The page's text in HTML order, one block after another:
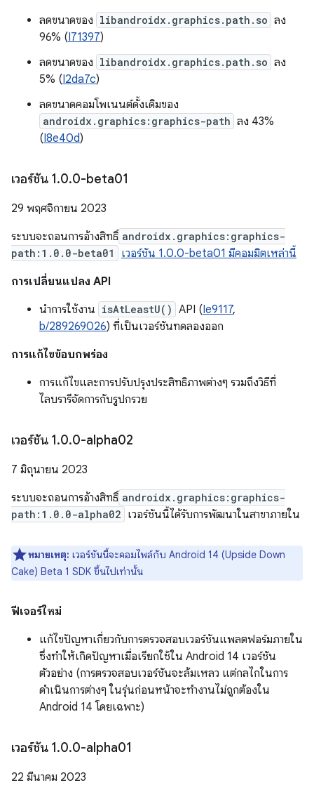
ลดขนาดของ libandroidx.graphics.path.so ลง
96% (I71397)
ลดขนาดของ libandroidx.graphics.path.so ลง
5% (I2da7c)
ลดขนาดคอมโพเนนต์ดั้งเดิมของ
androidx.graphics:graphics-path ลง 43%
(I8e40d)
เวอร์ชัน 1.0.0-beta01
29 พฤศจิกายน 2023
ระบบจะถอนการอ้างสิทธิ์ androidx.graphics:graphics-
path:1.0.0-beta01
เวอร์ชัน 1.0.0-beta01 มีคอมมิตเหล่านี้
การเปลี่ยนแปลง API
นำการใช้งาน isAtLeastU() API (Ie9117,
b/289269026) ที่เป็นเวอร์ชันทดลองออก
การแก้ไขข้อบกพร่อง
การแก้ไขและการปรับปรุงประสิทธิภาพต่างๆ รวมถึงวิธีที่
ไลบรารีจัดการกับรูปกรวย
เวอร์ชัน 1.0.0-alpha02
7 มิถุนายน 2023
ระบบจะถอนการอ้างสิทธิ์ androidx.graphics:graphics-
path:1.0.0-alpha02 เวอร์ชันนี้ได้รับการพัฒนาในสาขาภายใน
หมายเหตุ: เวอร์ชันนี้จะคอมไพล์กับ Android 14 (Upside Down
Cake) Beta 1 SDK ขึ้นไปเท่านั้น
ฟีเจอร์ใหม่
แก้ไขปัญหาเกี่ยวกับการตรวจสอบเวอร์ชันแพลตฟอร์มภายใน
ซึ่งทำให้เกิดปัญหาเมื่อเรียกใช้ใน Android 14 เวอร์ชัน
ตัวอย่าง (การตรวจสอบเวอร์ชันจะล้มเหลว แต่กลไกในการ
ดำเนินการต่างๆ ในรุ่นก่อนหน้าจะทำงานไม่ถูกต้องใน
Android 14 โดยเฉพาะ)
เวอร์ชัน 1.0.0-alpha01
22 มีนาคม 2023